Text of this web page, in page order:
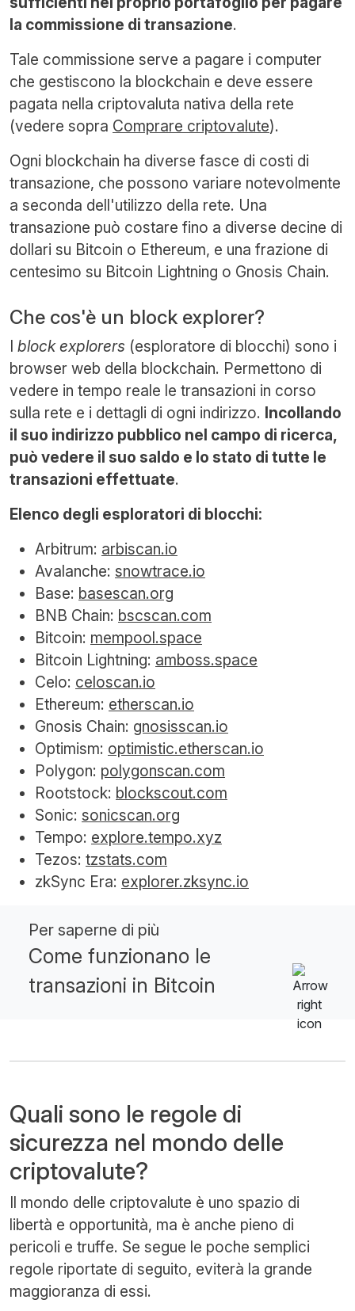
la commissione di transazione.
Tale commissione serve a pagare i computer
che gestiscono la blockchain e deve essere
pagata nella criptovaluta nativa della rete
(vedere sopra Comprare criptovalute).
Ogni blockchain ha diverse fasce di costi di
transazione, che possono variare notevolmente
a seconda dell'utilizzo della rete. Una
transazione può costare fino a diverse decine di
dollari su Bitcoin o Ethereum, e una frazione di
centesimo su Bitcoin Lightning o Gnosis Chain.
Che cos'è un block explorer?
I block explorers (esploratore di blocchi) sono i
browser web della blockchain. Permettono di
vedere in tempo reale le transazioni in corso
sulla rete e i dettagli di ogni indirizzo. Incollando
il suo indirizzo pubblico nel campo di ricerca,
può vedere il suo saldo e lo stato di tutte le
transazioni effettuate.
Elenco degli esploratori di blocchi:
Arbitrum: arbiscan.io
Avalanche: snowtrace.io
Base: basescan.org
BNB Chain: bscscan.com
Bitcoin: mempool.space
Bitcoin Lightning: amboss.space
Celo: celoscan.io
Ethereum: etherscan.io
Gnosis Chain: gnosisscan.io
Optimism: optimistic.etherscan.io
Polygon: polygonscan.com
Rootstock: blockscout.com
Sonic: sonicscan.org
Tempo: explore.tempo.xyz
Tezos: tzstats.com
zkSync Era: explorer.zksync.io
Per saperne di più
Come funzionano le
transazioni in Bitcoin
Quali sono le regole di
sicurezza nel mondo delle
criptovalute?
Il mondo delle criptovalute è uno spazio di
libertà e opportunità, ma è anche pieno di
pericoli e truffe. Se segue le poche semplici
regole riportate di seguito, eviterà la grande
maggioranza di essi.